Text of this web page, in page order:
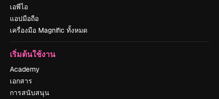
เอพีไอ
แอปมือถือ
เครื่องมือ Magnific ทั้งหมด
เริ่มต้นใช้งาน
Academy
เอกสาร
การสนับสนุน